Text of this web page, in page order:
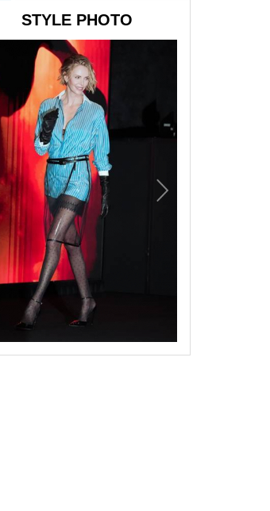
STYLE PHOTO